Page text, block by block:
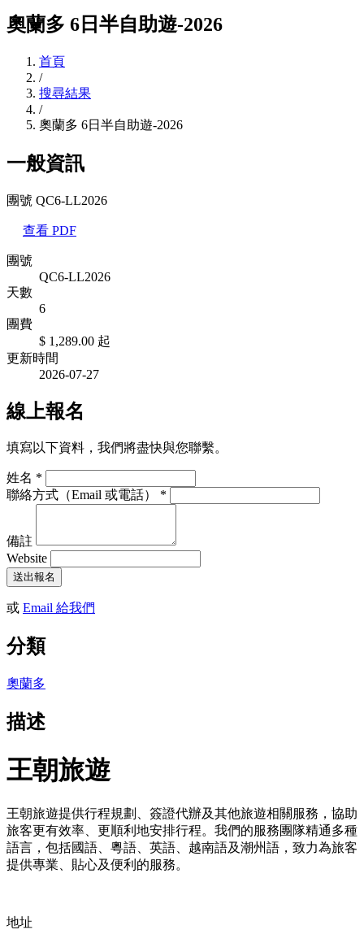
奧蘭多 6日半自助遊-2026
首頁
/
搜尋結果
/
奧蘭多 6日半自助遊-2026
一般資訊
團號 QC6-LL2026
查看 PDF
團號
QC6-LL2026
天數
6
團費
$ 1,289.00 起
更新時間
2026-07-27
線上報名
填寫以下資料，我們將盡快與您聯繫。
姓名 *
聯絡方式（Email 或電話） *
備註
Website
送出報名
或 Email 給我們
分類
奧蘭多
描述
王朝旅遊
王朝旅遊提供行程規劃、簽證代辦及其他旅遊相關服務，協助
旅客更有效率、更順利地安排行程。我們的服務團隊精通多種
語言，包括國語、粵語、英語、越南語及潮州語，致力為旅客
提供專業、貼心及便利的服務。
地址